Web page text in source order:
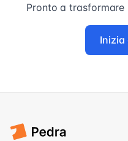
Pronto a trasformare
Inizia